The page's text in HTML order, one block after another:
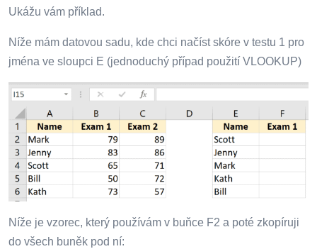
Ukážu vám příklad.
Níže mám datovou sadu, kde chci načíst skóre v testu 1 pro
jména ve sloupci E (jednoduchý případ použití VLOOKUP)
Níže je vzorec, který používám v buňce F2 a poté zkopíruji
do všech buněk pod ní: